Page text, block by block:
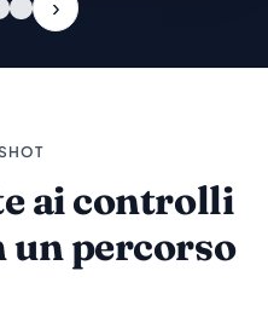
ai controlli
un percorso